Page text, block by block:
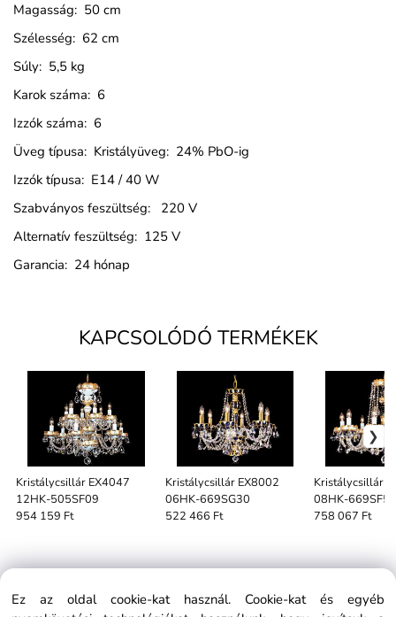
Magasság: 50 cm
Szélesség: 62 cm
Súly: 5,5 kg
Karok száma: 6
Izzók száma: 6
Üveg típusa: Kristályüveg: 24% PbO-ig
Izzók típusa: E14 / 40 W
Szabványos feszültség: 220 V
Alternatív feszültség: 125 V
Garancia: 24 hónap
KAPCSOLÓDÓ TERMÉKEK
Kristálycsillár EX4047
12HK-505SF09
954 159 Ft
Kristálycsillár EX8002
06HK-669SG30
522 466 Ft
Kristálycsillár
08HK-
758 067 Ft
Ez az oldal cookie-kat használ. Cookie-kat és egyéb